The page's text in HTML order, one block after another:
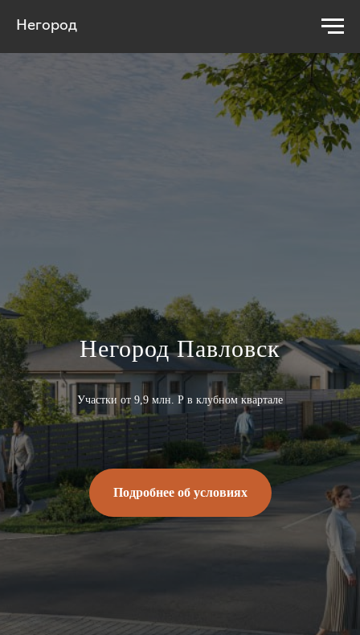
Негород
Негород Павловск
Участки от 9,9 млн. Р в клубном квартале
Подробнее об условиях